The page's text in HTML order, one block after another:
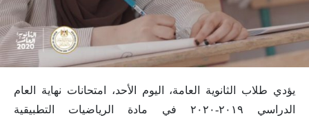
يؤدي طلاب الثانوية العامة، اليوم الأحد، امتحانات نهاية العام
الدراسي ٢٠١٩-٢٠٢٠ في مادة الرياضيات التطبيقية